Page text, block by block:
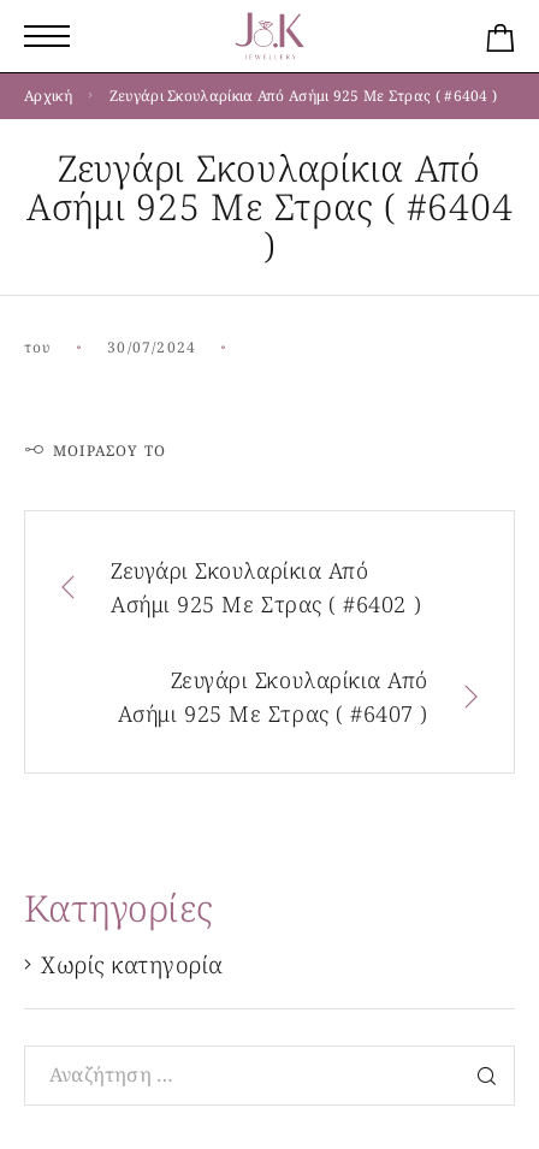
Αρχική Ζευγάρι Σκουλαρίκια Από Ασήμι 925 Με Στρας ( #6404 )
Ζευγάρι Σκουλαρίκια Από
Ασήμι 925 Με Στρας ( #6404
)
του 30/07/2024
ΜΟΙΡΆΣΟΥ ΤΟ
Ζευγάρι Σκουλαρίκια Από
Ασήμι 925 Με Στρας ( #6402 )
Ζευγάρι Σκουλαρίκια Από
Ασήμι 925 Με Στρας ( #6407 )
Kατηγορίες
Χωρίς κατηγορία